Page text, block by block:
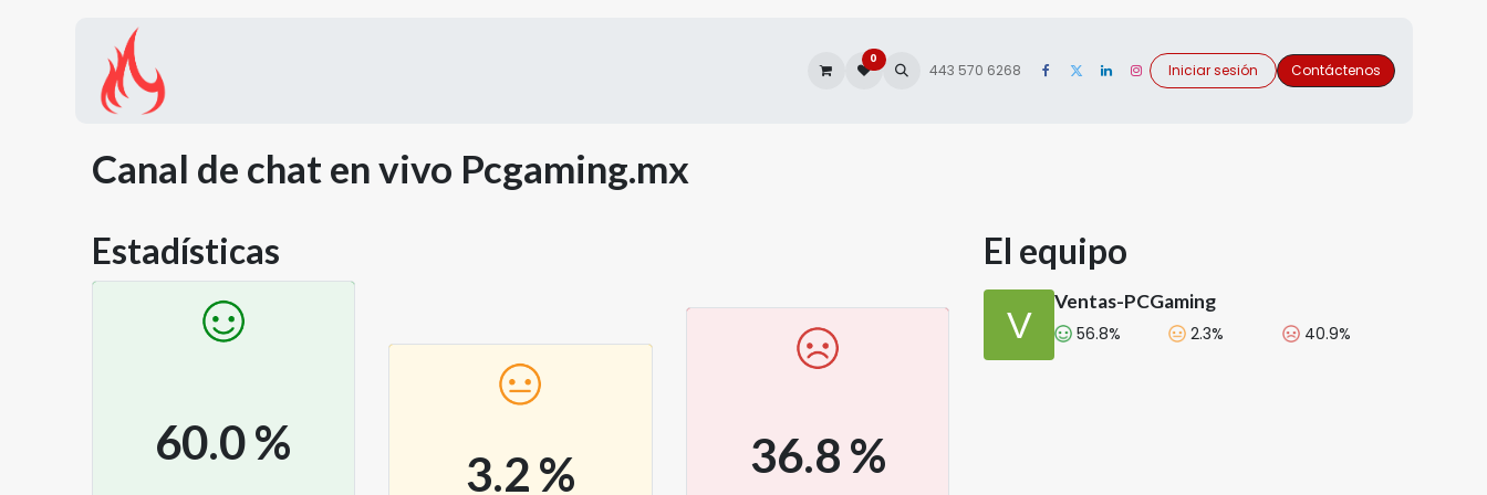
0
443 570 6268 Iniciar sesión Contáctenos
Canal de chat en vivo Pcgaming.mx
Estadísticas
60.0%
3.2 % 36.8 %
El equipo
Ventas-PCGaming
56.8% 2.3% 40.9%